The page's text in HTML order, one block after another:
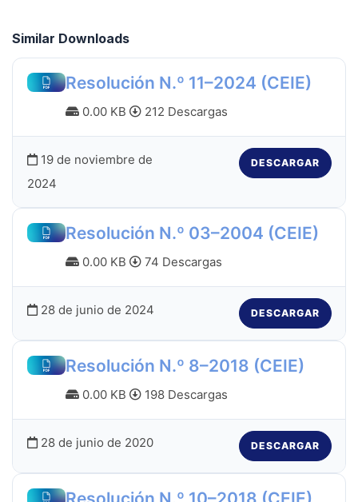
Similar Downloads
Resolución N.º 11–2024 (CEIE)
0.00 KB 212 Descargas
19 de noviembre de
2024
DESCARGAR
Resolución N.º 03–2004 (CEIE)
0.00 KB 74 Descargas
28 de junio de 2024 DESCARGAR
Resolución N.º 8–2018 (CEIE)
0.00 KB 198 Descargas
28 de junio de 2020 DESCARGAR